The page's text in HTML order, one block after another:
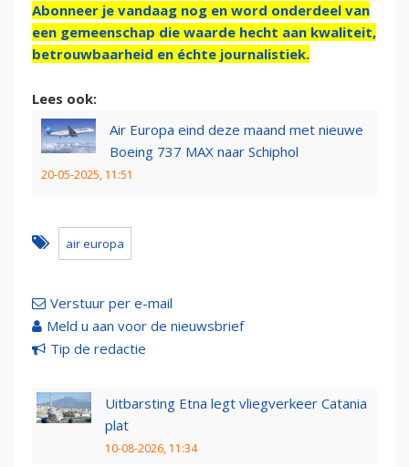
Abonneer je vandaag nog en word onderdeel van
een gemeenschap die waarde hecht aan kwaliteit,
betrouwbaarheid en échte journalistiek.
Lees ook:
Air Europa eind deze maand met nieuwe
Boeing 737 MAX naar Schiphol
20-05-2025, 11:51
air europa
Verstuur per e-mail
Meld u aan voor de nieuwsbrief
Tip de redactie
Uitbarsting Etna legt vliegverkeer Catania
plat
10-08-2026, 11:34